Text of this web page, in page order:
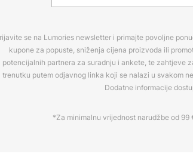
se na Lumories newsletter i primajte povoljne
kupone za popuste, sniženja cijena proizvoda ili
potencijalnih partnera za suradnju i ankete, te zahtjeve
trenutku putem odjavnog linka koji se nalazi u svakom
Dodatne informacije
*Za minimalnu vrijednost narudžbe od 99